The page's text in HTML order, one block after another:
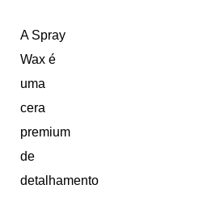
A Spray
Wax é
uma
cera
premium
de
detalhamento